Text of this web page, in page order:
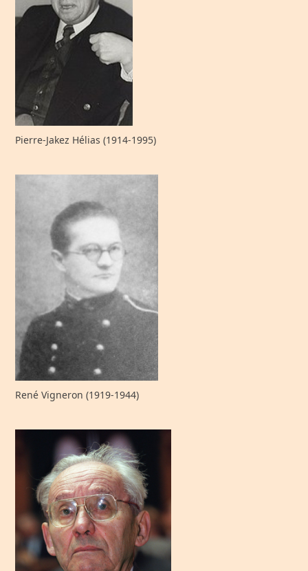
Pierre-Jakez Hélias (1914-1995)
René Vigneron (1919-1944)